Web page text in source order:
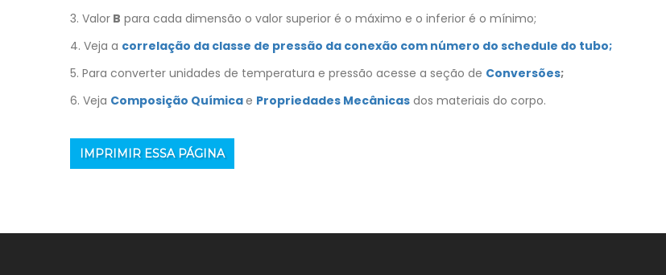
3. Valor B para cada dimensão o valor superior é o máximo e o inferior é o mínimo;
4. Veja a correlação da classe de pressão da conexão com número do schedule do tubo;
5. Para converter unidades de temperatura e pressão acesse a seção de Conversões;
6. Veja Composição Químicae Propriedades Mecânicas dos materiais do corpo.
IMPRIMIR ESSA PÁGINA